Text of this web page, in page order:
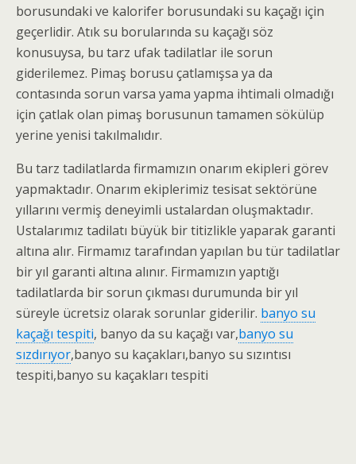
borusundaki ve kalorifer borusundaki su kaçağı için
geçerlidir. Atık su borularında su kaçağı söz
konusuysa, bu tarz ufak tadilatlar ile sorun
giderilemez. Pimaş borusu çatlamışsa ya da
contasında sorun varsa yama yapma ihtimali olmadığı
için çatlak olan pimaş borusunun tamamen sökülüp
yerine yenisi takılmalıdır.
Bu tarz tadilatlarda firmamızın onarım ekipleri görev
yapmaktadır. Onarım ekiplerimiz tesisat sektörüne
yıllarını vermiş deneyimli ustalardan oluşmaktadır.
Ustalarımız tadilatı büyük bir titizlikle yaparak garanti
altına alır. Firmamız tarafından yapılan bu tür tadilatlar
bir yıl garanti altına alınır. Firmamızın yaptığı
tadilatlarda bir sorun çıkması durumunda bir yıl
süreyle ücretsiz olarak sorunlar giderilir. banyo su
kaçağı tespiti, banyo da su kaçağı var,banyo su
sızdırıyor,banyo su kaçakları,banyo su sızıntısı
tespiti,banyo su kaçakları tespiti